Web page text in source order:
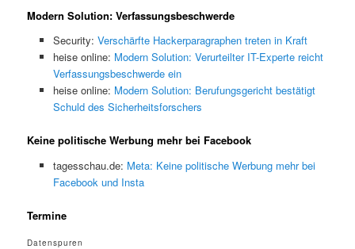
Modern Solution: Verfassungsbeschwerde
Security: Verschärfte Hackerparagraphen treten in Kraft
heise online: Modern Solution: Verurteilter IT-Experte reicht
Verfassungsbeschwerde ein
heise online: Modern Solution: Berufungsgericht bestätigt
Schuld des Sicherheitsforschers
Keine politische Werbung mehr bei Facebook
tagesschau.de: Meta: Keine politische Werbung mehr bei
Facebook und Insta
Termine
Datenspuren